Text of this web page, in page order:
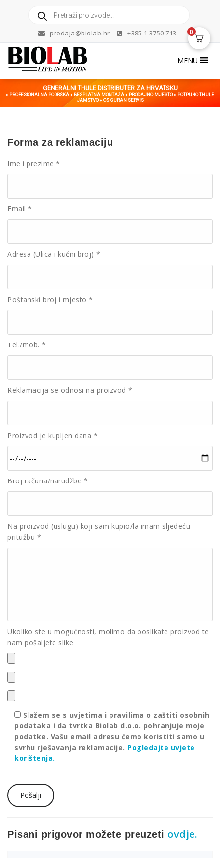
search
prodaja@biolab.hr +385 1 3750 713
MENU
GENERALNI THULE DISTRIBUTER ZA HRVATSKU
♦ PROFESIONALNA PODRŠKA ♦ BESPLATNA MONTAŽA ♦ PRODAJNO MJESTO ♦ POTPUNO THULE
JAMSTVO ♦ OSIGURAN SERVIS
Forma za reklamaciju
Ime i prezime *
Email *
Adresa (Ulica i kućni broj) *
Poštanski broj i mjesto *
Tel./mob. *
Reklamacija se odnosi na proizvod *
Proizvod je kupljen dana *
Broj računa/narudžbe *
Na proizvod (uslugu) koji sam kupio/la imam sljedeću
pritužbu *
Ukoliko ste u mogućnosti, molimo da poslikate proizvod te
nam pošaljete slike
Slažem se s uvjetima i pravilima o zaštiti osobnih
podataka i da tvrtka Biolab d.o.o. pohranjuje moje
podatke. Vašu email adresu ćemo koristiti samo u
svrhu rješavanja reklamacije. Pogledajte uvjete
korištenja.
Pisani prigovor možete preuzeti ovdje.
0